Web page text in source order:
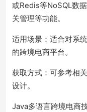
或Redis等NoSQL数
关管理等功能。
适用场景：适合对系
的跨境电商平台。
获取方式：可参考相
设计。
Java多语言跨境电商